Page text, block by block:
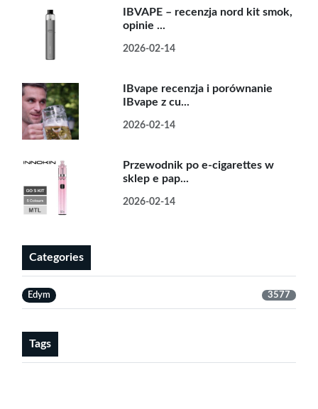
IBVAPE – recenzja nord kit smok,
opinie ...
2026-02-14
IBvape recenzja i porównanie
IBvape z cu...
2026-02-14
Przewodnik po e-cigarettes w
sklep e pap...
2026-02-14
Categories
Edym 3577
Tags